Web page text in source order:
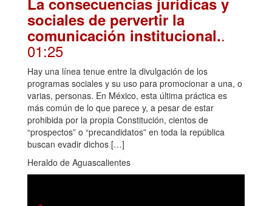
sociales de pervertir la
comunicación institucional..
01:25
Hay una línea tenue entre la divulgación de los
programas sociales y su uso para promocionar a una, o
varias, personas. En México, esta última práctica es
más común de lo que parece y, a pesar de estar
prohibida por la propia Constitución, cientos de
“prospectos” o “precandidatos” en toda la república
buscan evadir dichos […]
Heraldo de Aguascalientes